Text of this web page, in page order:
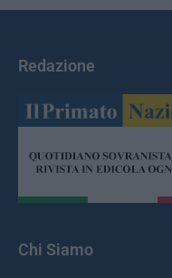
Redazione
Chi Siamo